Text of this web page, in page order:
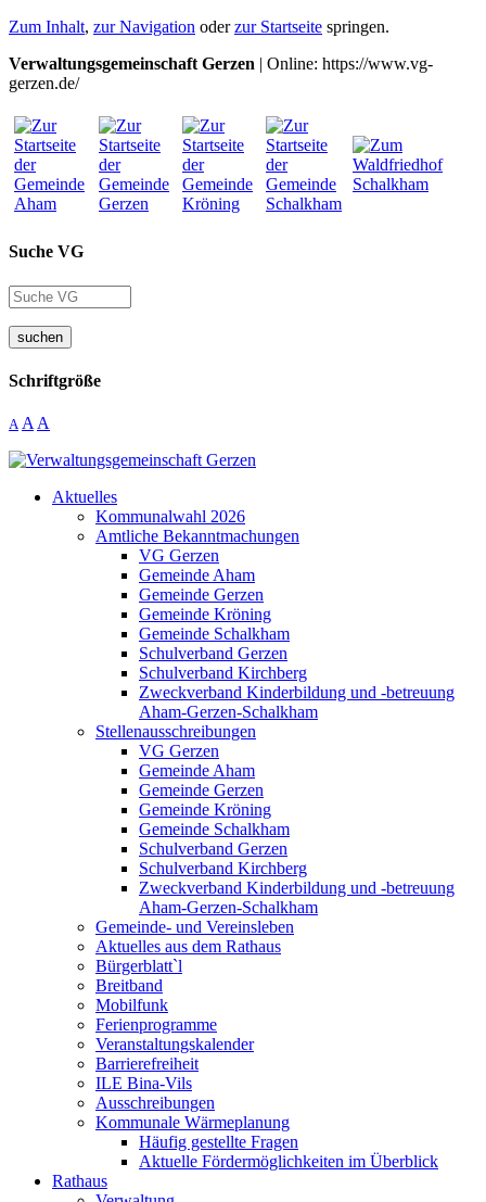
Zum Inhalt, zur Navigation oderzur Startseite springen.
Verwaltungsgemeinschaft Gerzen | Online: https://www.vg-
gerzen.de/
Suche VG
suchen
Schriftgröße
A A A
Aktuelles
Kommunalwahl 2026
Amtliche Bekanntmachungen
VG Gerzen
Gemeinde Aham
Gemeinde Gerzen
Gemeinde Kröning
Gemeinde Schalkham
Schulverband Gerzen
Schulverband Kirchberg
Zweckverband Kinderbildung und -betreuung
Aham-Gerzen-Schalkham
Stellenausschreibungen
VG Gerzen
Gemeinde Aham
Gemeinde Gerzen
Gemeinde Kröning
Gemeinde Schalkham
Schulverband Gerzen
Schulverband Kirchberg
Zweckverband Kinderbildung und -betreuung
Aham-Gerzen-Schalkham
Gemeinde- und Vereinsleben
Aktuelles aus dem Rathaus
Bürgerblatt`l
Breitband
Mobilfunk
Ferienprogramme
Veranstaltungskalender
Barrierefreiheit
ILE Bina-Vils
Ausschreibungen
Kommunale Wärmeplanung
Häufig gestellte Fragen
Aktuelle Fördermöglichkeiten im Überblick
Rathaus